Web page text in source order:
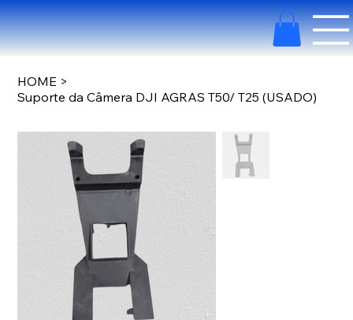
HOME >
Suporte da Câmera DJI AGRAS T50/ T25 (USADO)